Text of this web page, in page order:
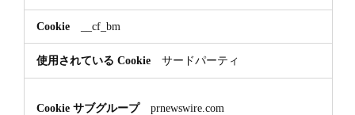
__cf_bm
サードパーティ
prnewswire.com